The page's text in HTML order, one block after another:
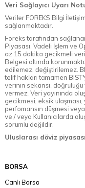
Veri Sağlayıcı Uyarı
Veriler FOREKS Bilgi
sağlanmaktadır.
Foreks tarafından
Piyasası, Vadeli İşlem ve
az 15 dakika gecikmeli
Belgesi altında
edilemez, değiştirilemez.
telif hakları tamamen
verinin sekansı,
vermez. Veri yayınında
gecikmesi, eksik ulaşması,
perfomansın düşmesi veya
ve / veya Kullanıcılarda
sorumlu değildir.
Uluslarası döviz
BORSA
Canlı Borsa